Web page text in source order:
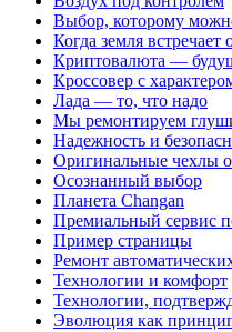
Выбор, которому
Когда земля встречает
Криптовалюта —
Кроссовер с
Лада — то, что надо
Мы ремонтируем
Надежность и
Оригинальные чехлы
Осознанный выбор
Планета Changan
Премиальный сервис
Пример страницы
Ремонт
Технологии и комфорт
Технологии,
Эволюция как